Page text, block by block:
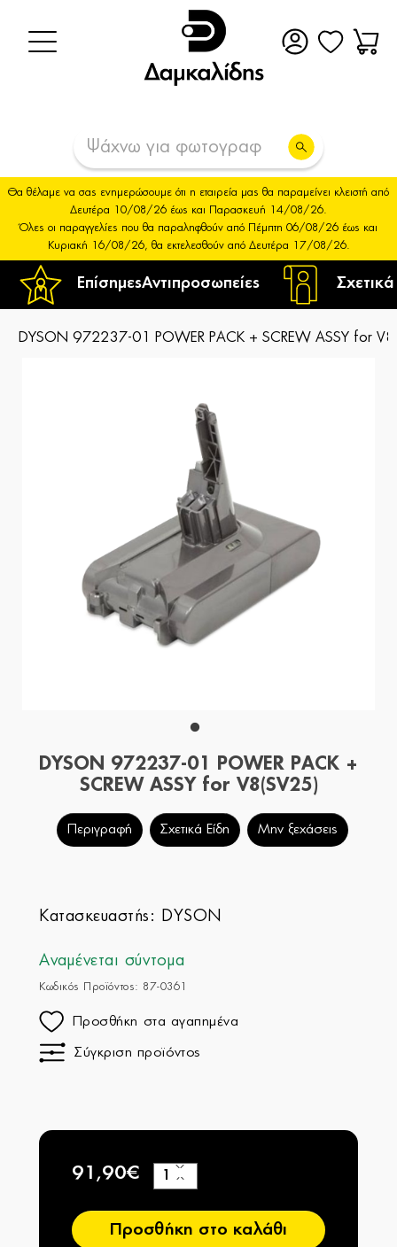
ΕπίσημεςΑντιπροσωπείες
Θα θέλαμε να σας ενημερώσουμε ότι η εταιρεία μας θα παραμείνει κλειστή από
Δευτέρα 10/08/26 έως και Παρασκευή 14/08/26.
Όλες οι παραγγελίες που θα παραληφθούν από Πέμπτη 06/08/26 έως και
Κυριακή 16/08/26, θα εκτελεσθούν από Δευτέρα 17/08/26.
DYSON 972237-01 POWER PACK + SCREW ASSY for
DYSON 972237-01 POWER PACK +
SCREW ASSY for V8(SV25)
Περιγραφή Σχετικά Είδη Μην ξεχάσεις
Κατασκευαστής: DYSON
Αναμένεται σύντομα
Κωδικός Προϊόντος: 87-0361
Προσθήκη στα αγαπημένα
Σύγκριση προϊόντος
91,90€
−
+
Προσθήκη στο καλάθι